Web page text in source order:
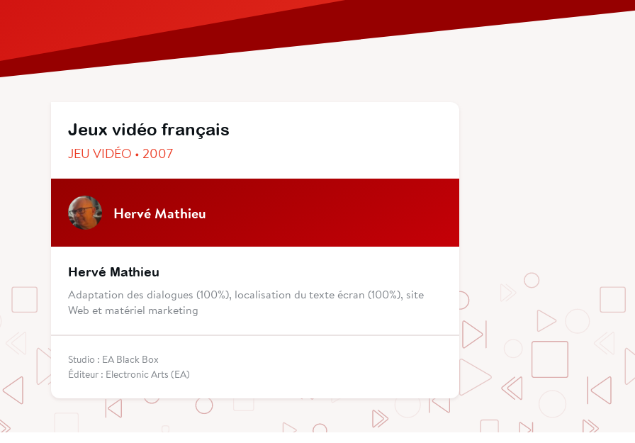
Jeux vidéo français
JEU VIDÉO • 2007
Hervé Mathieu
Hervé Mathieu
Adaptation des dialogues (100%), localisation du texte écran (100%), site
Web et matériel marketing
Studio : EA Black Box
Éditeur : Electronic Arts (EA)